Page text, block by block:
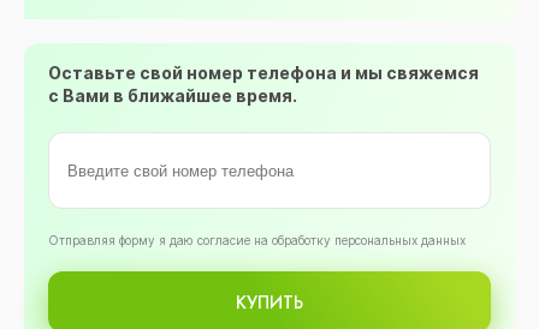
Оставьте свой номер телефона и мы свяжемся
с Вами в ближайшее время.
Oтправляя форму я даю согласие на обработку персональных данных
КУПИТЬ